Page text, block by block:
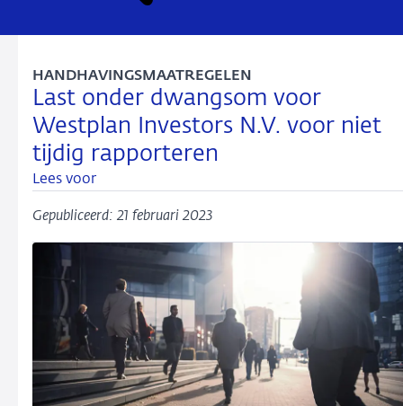
Last onder dwangsom voor
Westplan Investors N.V. voor niet
tijdig rapporteren
HANDHAVINGSMAATREGELEN
Lees voor
Gepubliceerd: 21 februari 2023